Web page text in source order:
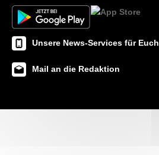
Unsere News-Services für Euch
Mail an die Redaktion